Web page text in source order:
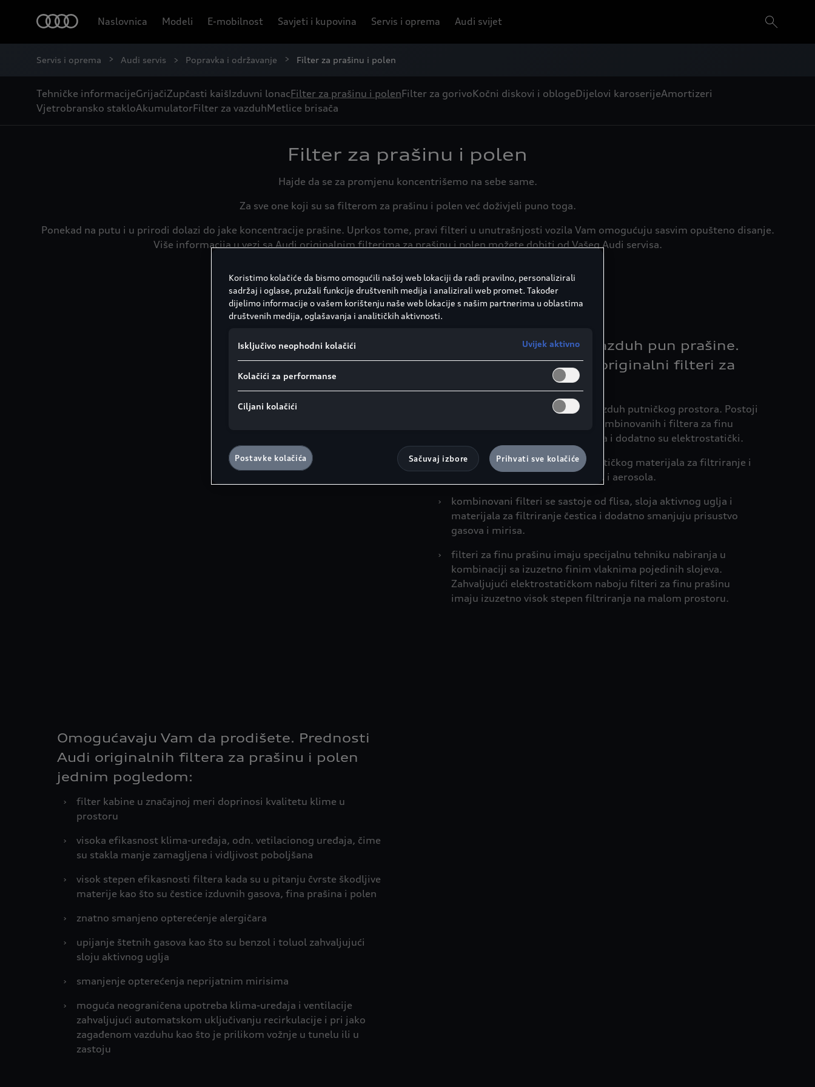
Naslovnica Modeli E-mobilnost Savjeti i kupovina Servis i oprema Audi svijet
Servis i oprema Audi servis Popravka i održavanje Filter za prašinu i polen
Tehničke informacijeGrijačiZupčasti kaišIzduvni lonacFilter za prašinu i polenFilter za gorivoKočni diskovi i oblogeDijelovi karoserijeAmortizeri
Vjetrobransko stakloAkumulatorFilter za vazduhMetlice brisača
Filter za prašinu i polen
Hajde da se za promjenu koncentrišemo na sebe same.
Za sve one koji su sa filterom za prašinu i polen već doživjeli puno toga.
Ponekad na putu i u prirodi dolazi do jake koncentracije prašine. Uprkos tome, pravi filteri u unutrašnjosti vozila Vam omogućuju sasvim opušteno disanje.
Više informacija u vezi sa Audi originalnim filterima za prašinu i polen možete dobiti od Vašeg Audi servisa.
Pravo rešenje kada je vazduh pun prašine.
Kako funkcionišu Audi originalni filteri za
filter kabine čisti ventilacioni vazduh putničkog prostora. Postoji
razlika između filtera čestica, kombinovanih i filtera za finu
prašinu. Oni su naboranog oblika i dodatno su elektrostatički.
›
filteri čestica se sastoje od sintetičkog materijala za filtriranje i
čeiste vazduh od prašine, polena i aerosola.
›
kombinovani filteri se sastoje od flisa, sloja aktivnog uglja i
materijala za filtriranje čestica i dodatno smanjuju prisustvo
gasova i mirisa.
›
filteri za finu prašinu imaju specijalnu tehniku nabiranja u
kombinaciji sa izuzetno finim vlaknima pojedinih slojeva.
Zahvaljujući elektrostatičkom naboju filteri za finu prašinu
imaju izuzetno visok stepen filtriranja na malom prostoru.
Omogućavaju Vam da prodišete. Prednosti
Audi originalnih filtera za prašinu i polen
jednim pogledom:
›
filter kabine u značajnoj meri doprinosi kvalitetu klime u
prostoru
›
visoka efikasnost klima-uređaja, odn. vetilacionog uređaja, čime
su stakla manje zamagljena i vidljivost poboljšana
›
visok stepen efikasnosti filtera kada su u pitanju čvrste škodljive
materije kao što su čestice izduvnih gasova, fina prašina i polen
›
znatno smanjeno opterećenje alergičara
›
upijanje štetnih gasova kao što su benzol i toluol zahvaljujući
sloju aktivnog uglja
›
smanjenje opterećenja neprijatnim mirisima
›
moguća neograničena upotreba klima-uređaja i ventilacije
zahvaljujući automatskom uključivanju recirkulacije i pri jako
zagađenom vazduhu kao što je prilikom vožnje u tunelu ili u
zastoju
Koristimo kolačiće da bismo omogućili našoj web lokaciji da radi pravilno, personalizirali
sadržaj i oglase, pružali funkcije društvenih medija i analizirali web promet. Također
dijelimo informacije o vašem korištenju naše web lokacije s našim partnerima u oblastima
društvenih medija, oglašavanja i analitičkih aktivnosti.
Isključivo neophodni kolačići Uvijek aktivno
Kolačići za performanse
Ciljani kolačići
Postavke kolačića Sačuvaj izbore Prihvati sve kolačiće